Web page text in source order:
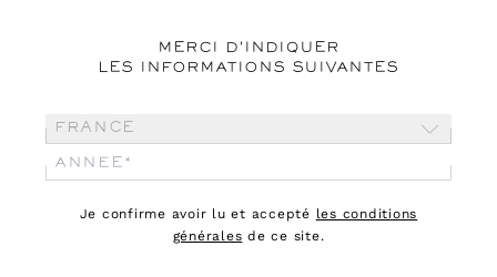
MERCI D'INDIQUER
LES INFORMATIONS SUIVANTES
France
Je confirme avoir lu et accepté les conditions
générales de ce site.